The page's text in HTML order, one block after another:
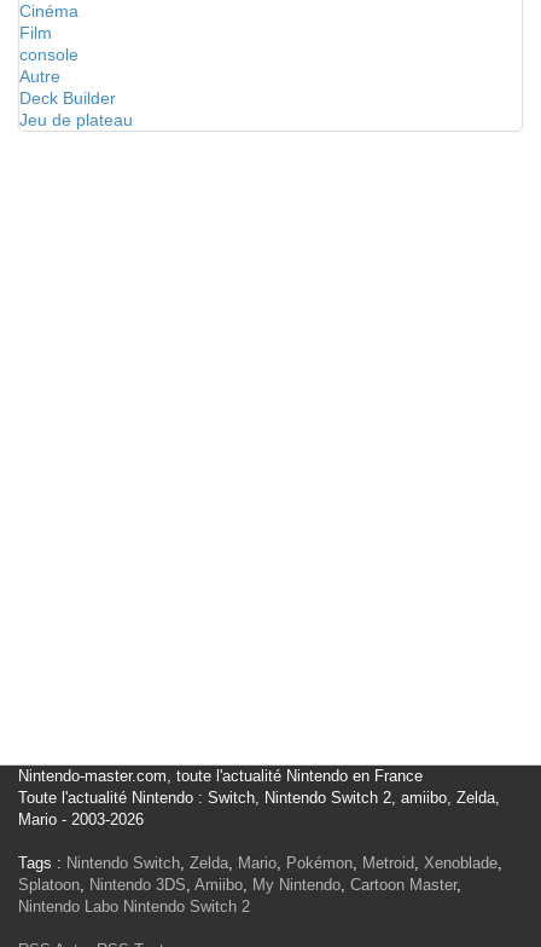
Cinéma
Film
console
Autre
Deck Builder
Jeu de plateau
Nintendo-master.com, toute l'actualité Nintendo en France
Toute l'actualité Nintendo : Switch, Nintendo Switch 2, amiibo, Zelda,
Mario - 2003-2026
Tags : Nintendo Switch, Zelda, Mario, Pokémon, Metroid, Xenoblade,
Splatoon, Nintendo 3DS, Amiibo, My Nintendo, Cartoon Master,
Nintendo Labo Nintendo Switch 2